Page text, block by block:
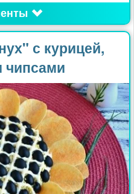
с курицей,
чипсами